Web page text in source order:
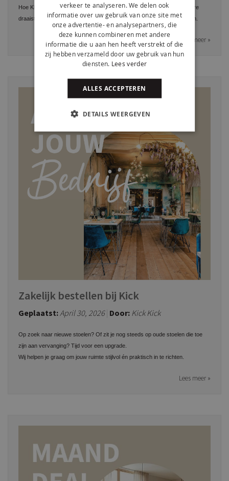
Hoe KICK is dit! Met trots hebben wij een mooie order van onze populaire
draaistoel MIYO mogen leveren aan het stijlvolle Marriott Hotel in Wenen.
Lees meer »
Zakelijk bestellen bij Kick
Geplaatst:April 30, 2026 Door: Kick Kick
Op zoek naar nieuwe stoelen? Of zit je nog steeds op oude stoelen die toe
zijn aan vervanging? Tijd voor een upgrade.
Wij helpen je graag om jouw ruimte stijlvol én praktisch in te richten.
Lees meer »
verkeer te analyseren. We delen ook
informatie over uw gebruik van onze site met
onze advertentie- en analysepartners, die
deze kunnen combineren met andere
informatie die u aan hen heeft verstrekt of die
zij hebben verzameld door uw gebruik van hun
diensten. Lees verder
ALLES ACCEPTEREN
DETAILS WEERGEVEN